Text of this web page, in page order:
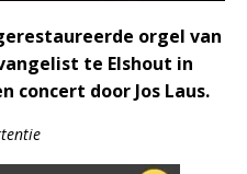
orgel van
te Elshout in
concert door Jos Laus.